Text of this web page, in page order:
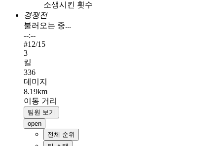
소생시킨 횟수
경쟁전
불러오는 중...
--:--
#12/15
3
킬
336
데미지
8.19km
이동 거리
팀원 보기
open
전체 순위